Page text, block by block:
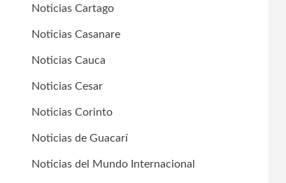
Noticias Cartago
Noticias Casanare
Noticias Cauca
Noticias Cesar
Noticias Corinto
Noticias de Guacarí
Noticias del Mundo Internacional